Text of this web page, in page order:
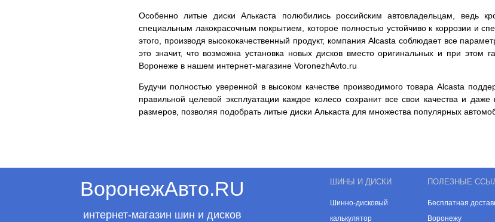
Особенно литые диски Алькаста полюбились российским автовладельцам, ведь
специальным лакокрасочным покрытием, которое полностью устойчиво к коррозии и
этого, производя высококачественный продукт, компания Alcasta соблюдает все
это значит, что возможна установка новых дисков вместо оригинальных и при
Воронеже в нашем интернет-магазине VoronezhAvto.ru
Будучи полностью уверенной в высоком качестве производимого товара Alcasta
правильной целевой эксплуатации каждое колесо сохранит все свои качества и
размеров, позволяя подобрать литые диски Алькаста для множества популярных
ВоронежАвто.RU
интернет-магазин шин и дисков
ШИНЫ И ДИСКИ
Шинно-дисковый
калькулятор
ПОЛЕЗНЫЕ
Бесплатная
Воронежу